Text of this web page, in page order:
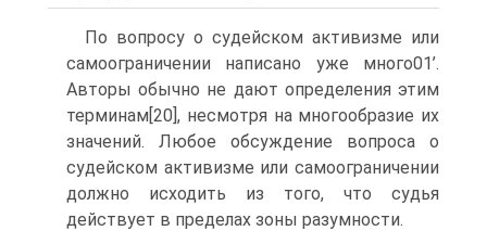
По вопросу о судейском активизме или
самоограничении написано уже много01’.
Авторы обычно не дают определения этим
терминам[20], несмотря на многообразие их
значений. Любое обсуждение вопроса о
судейском активизме или самоограничении
должно исходить из того, что судья
действует в пределах зоны разумности.